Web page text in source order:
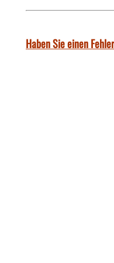
Haben Sie einen